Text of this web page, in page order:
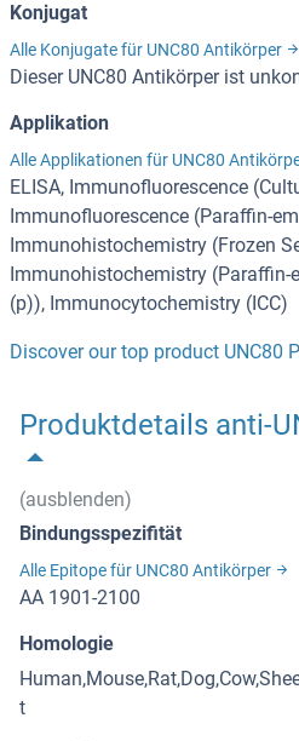
Konjugat
Alle Konjugate für UNC80 Antikörper
Dieser UNC80 Antikörper ist
Applikation
Alle Applikationen für UNC80
ELISA, Immunofluorescence
Immunofluorescence (Paraffin-
Immunohistochemistry (Frozen
Immunohistochemistry (Paraffin-
(p)), Immunocytochemistry (ICC)
Discover our top product UNC80
Produktdetails anti-
(ausblenden)
Bindungsspezifität
Alle Epitope für UNC80 Antikörper
AA 1901-2100
Homologie
t